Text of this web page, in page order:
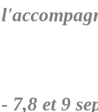
- 7,8 et 9